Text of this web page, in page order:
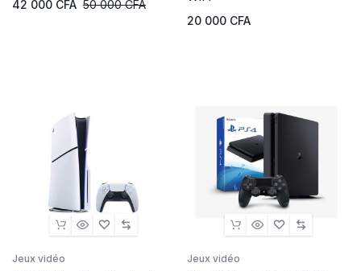
50 000CFA
42 000 CFA
20 000 CFA
Jeux vidéo Jeux vidéo